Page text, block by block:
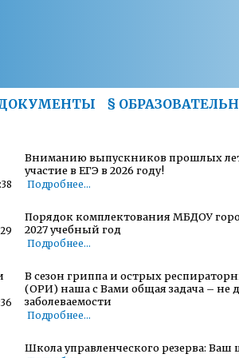
§
Вниманию выпускников прошлых
участие в ЕГЭ в 2026 году!
Подробнее...
Порядок комплектования МБДОУ
2027 учебный год
Подробнее...
В сезон гриппа и острых
(ОРИ) наша с Вами общая задача – не
заболеваемости
Подробнее...
Школа управленческого резерва: Ваш